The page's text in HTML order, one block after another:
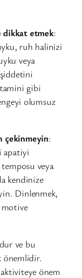
dikkat etmek:
ruh halinizi
veya
gibi
olumsuz
çekinmeyin:
apatiyi
veya
kendinize
Dinlenmek,
motive
ve bu
önemlidir.
önem